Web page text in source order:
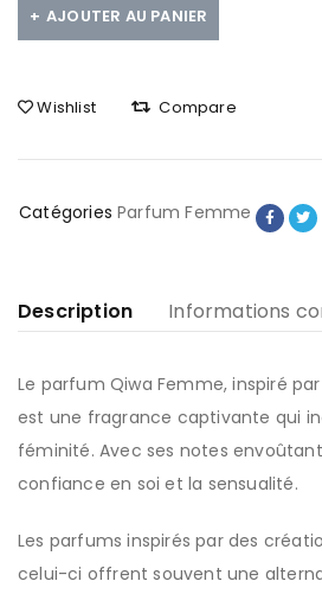
AJOUTER AU PANIER
Wishlist Compare
Catégories Parfum Femme
Description Informations
Le parfum Qiwa Femme, inspiré par
est une fragrance captivante qui
féminité. Avec ses notes
confiance en soi et la sensualité.
Les parfums inspirés par des
celui-ci offrent souvent une